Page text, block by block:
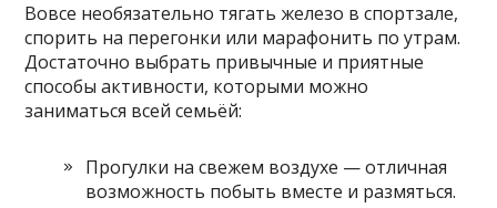
Вовсе необязательно тягать железо в спортзале,
спорить на перегонки или марафонить по утрам.
Достаточно выбрать привычные и приятные
способы активности, которыми можно
заниматься всей семьёй:
Прогулки на свежем воздухе — отличная
возможность побыть вместе и размяться.